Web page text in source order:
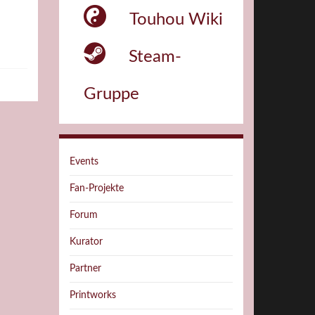
Touhou Wiki
Steam-
Gruppe
Events
Fan-Projekte
Forum
Kurator
Partner
Printworks